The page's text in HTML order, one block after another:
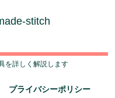
stitch
を詳しく解説します
プライバシーポリシー